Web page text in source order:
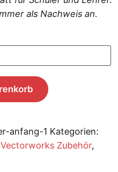
a
n
n
e
2
als Nachweis an.
anfang-1 Kategorien:
Zubehör,